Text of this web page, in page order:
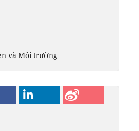
và Môi trường